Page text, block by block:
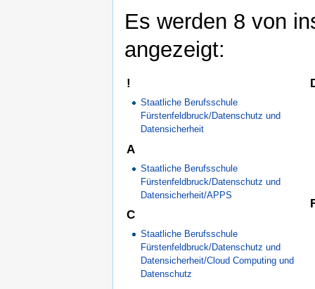
Es werden 8 von
angezeigt:
!
Staatliche Berufsschule
Fürstenfeldbruck/Datenschutz und
Datensicherheit
A
Staatliche Berufsschule
Fürstenfeldbruck/Datenschutz und
Datensicherheit/APPS
C
Staatliche Berufsschule
Fürstenfeldbruck/Datenschutz und
Datensicherheit/Cloud Computing und
Datenschutz